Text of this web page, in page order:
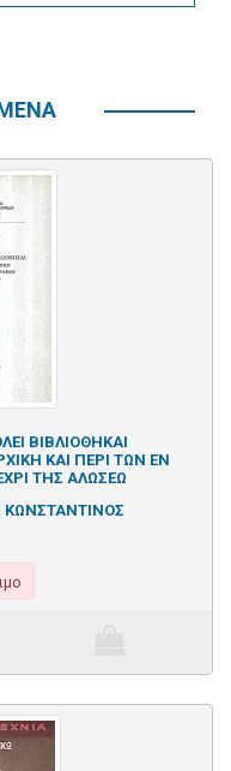
ΒΙΒΛΙΟΘΗΚΑΙ
ΚΑΙ ΠΕΡΙ ΤΩΝ ΕΝ
ΤΗΣ ΑΛΩΣΕΩ